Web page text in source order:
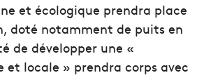
et écologique prendra place
doté notamment de puits en
de développer une «
locale » prendra corps avec